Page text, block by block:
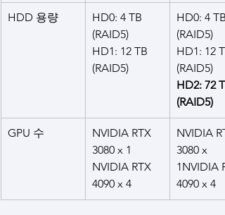
HDD 용량
HD0: 4 TB
(RAID5)
HD1: 12 TB
(RAID5)
HD0: 4 TB
(RAID5)
HD1: 12
(RAID5)
HD2: 72
(RAID5)
GPU 수
NVIDIA RTX
3080 x 1
NVIDIA RTX
4090 x 4
NVIDIA
3080 x
1NVIDIA
4090 x 4